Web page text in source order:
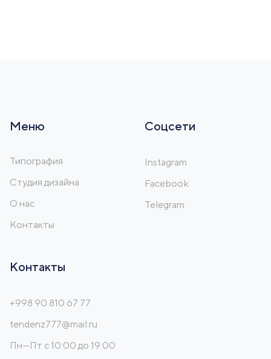
Меню
Типография
Студия дизайна
О нас
Контакты
Соцсети
Instagram
Facebook
Telegram
Контакты
+998 90 810 67 77
tendenz777@mail.ru
Пн—Пт с 10:00 до 19:00